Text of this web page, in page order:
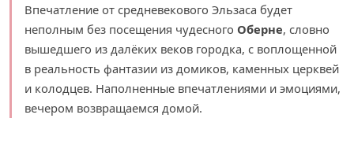
Впечатление от средневекового Эльзаса будет
неполным без посещения чудесного Оберне, словно
вышедшего из далёких веков городка, с воплощенной
в реальность фантазии из домиков, каменных церквей
и колодцев. Наполненные впечатлениями и эмоциями,
вечером возвращаемся домой.